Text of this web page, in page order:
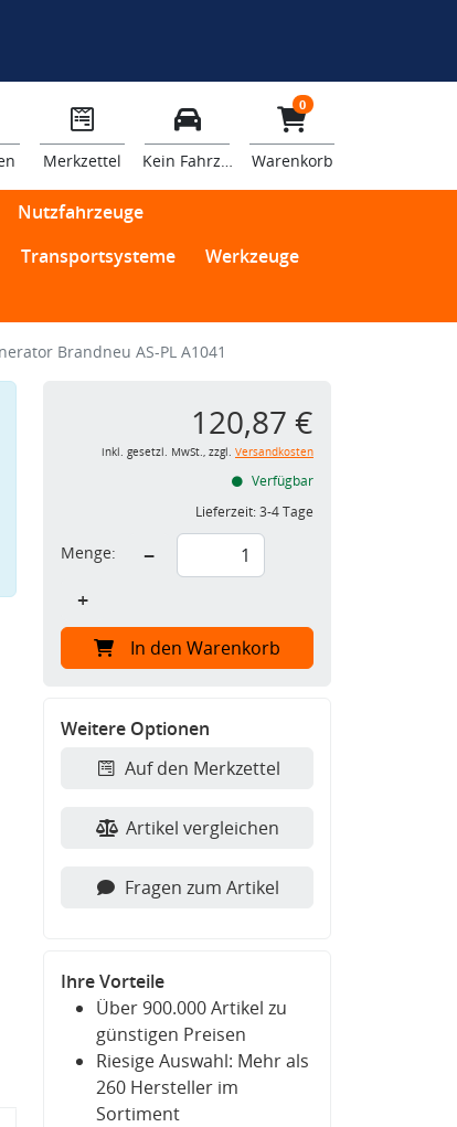
Merkzettel Kein Fahrzeug
0
Warenkorb
Nutzfahrzeuge
Transportsysteme
Werkzeuge
Brandneu AS-PL A1041
120,87 €
inkl. gesetzl. MwSt., zzgl. Versandkosten
Verfügbar
Lieferzeit:3-4 Tage
Menge:
−
+
In den Warenkorb
Weitere Optionen
Auf den Merkzettel
Artikel vergleichen
Fragen zum Artikel
Ihre Vorteile
Über 900.000 Artikel zu
günstigen Preisen
Riesige Auswahl: Mehr als
260 Hersteller im
Sortiment